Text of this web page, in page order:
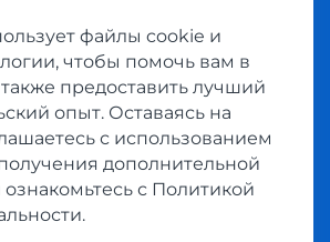
доставка покупок с интернет
в Казахстан. Все права защищены
конфиденциальности
Публичная оферта
сервисом выкупа товаров
файлы cookie и
чтобы помочь вам в
предоставить лучший
опыт. Оставаясь на
с использованием
дополнительной
с Политикой